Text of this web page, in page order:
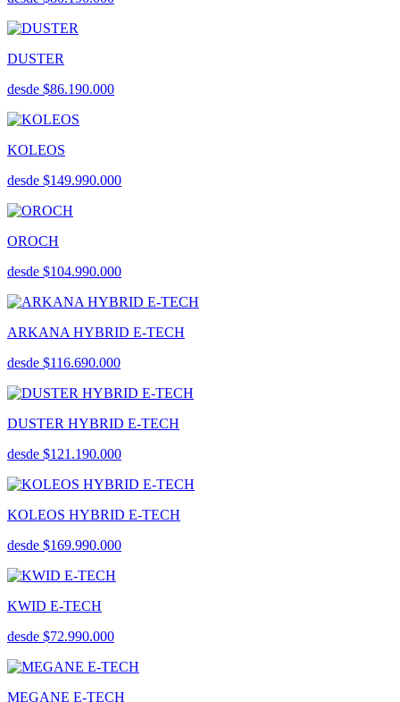
DUSTER
desde $86.190.000
KOLEOS
desde $149.990.000
OROCH
desde $104.990.000
ARKANA HYBRID E-TECH
desde $116.690.000
DUSTER HYBRID E-TECH
desde $121.190.000
KOLEOS HYBRID E-TECH
desde $169.990.000
KWID E-TECH
desde $72.990.000
MEGANE E-TECH